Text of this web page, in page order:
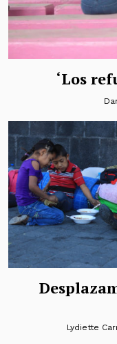
‘Los
Lydiette